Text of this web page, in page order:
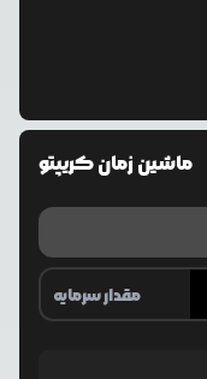
ماشین زمان کریپتو